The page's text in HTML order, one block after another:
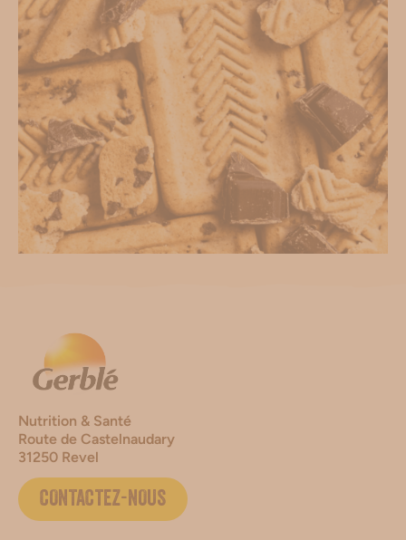
Nutrition & Santé
Route de Castelnaudary
31250 Revel
CONTACTEZ-NOUS